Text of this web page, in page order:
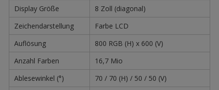
Display Größe
8 Zoll (diagonal)
Zeichendarstellung
Farbe LCD
Auflösung
800 RGB (H) x 600 (V)
Anzahl Farben
16,7 Mio
Ablesewinkel (°)
70 / 70 (H) / 50 / 50 (V)